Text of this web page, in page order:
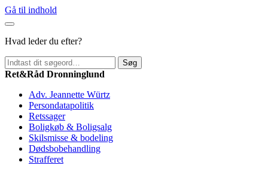
Gå til indhold
Hvad leder du efter?
Søg
Ret&Råd Dronninglund
Adv. Jeannette Würtz
Persondatapolitik
Retssager
Boligkøb & Boligsalg
Skilsmisse & bodeling
Dødsbobehandling
Strafferet